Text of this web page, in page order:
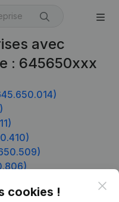
avec
: 645650xxx
cookies !